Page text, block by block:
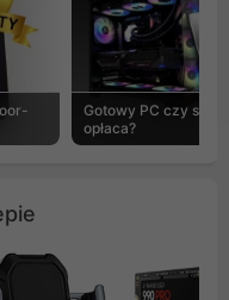
Gotowy PC czy
opłaca?